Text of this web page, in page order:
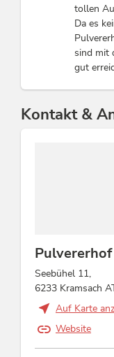
tollen
Da es
sind mit
gut
Kontakt &
Pulvererhof
Seebühel 11,
6233 Kramsach AT
Auf Karte
Website